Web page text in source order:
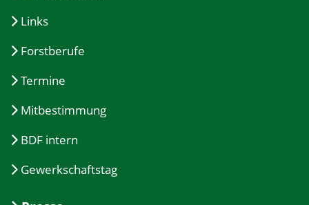
Links
Forstberufe
Termine
Mitbestimmung
BDF intern
Gewerkschaftstag